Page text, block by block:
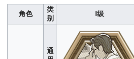
编辑组
测试，
单局上
限为
128
640 3840
首席舞者：自身利用八音盒牵制监管者
经WIKI编辑组测试，单
局上限为60<br>数据仅供参考，如有错
误欢迎改正
角色
类
别
I级
通